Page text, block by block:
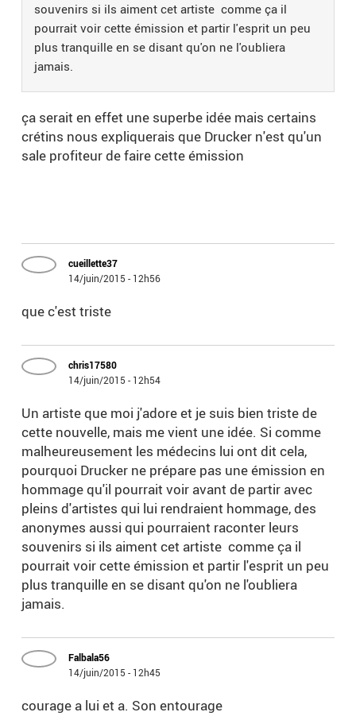
souvenirs si ils aiment cet artiste comme ça il
pourrait voir cette émission et partir l'esprit un peu
plus tranquille en se disant qu'on ne l'oubliera
jamais.
ça serait en effet une superbe idée mais certains
crétins nous expliquerais que Drucker n'est qu'un
sale profiteur de faire cette émission
cueillette37
14/juin/2015 - 12h56
que c'est triste
chris17580
14/juin/2015 - 12h54
Un artiste que moi j'adore et je suis bien triste de
cette nouvelle, mais me vient une idée. Si comme
malheureusement les médecins lui ont dit cela,
pourquoi Drucker ne prépare pas une émission en
hommage qu'il pourrait voir avant de partir avec
pleins d'artistes qui lui rendraient hommage, des
anonymes aussi qui pourraient raconter leurs
souvenirs si ils aiment cet artiste comme ça il
pourrait voir cette émission et partir l'esprit un peu
plus tranquille en se disant qu'on ne l'oubliera
jamais.
Falbala56
14/juin/2015 - 12h45
courage a lui et a. Son entourage